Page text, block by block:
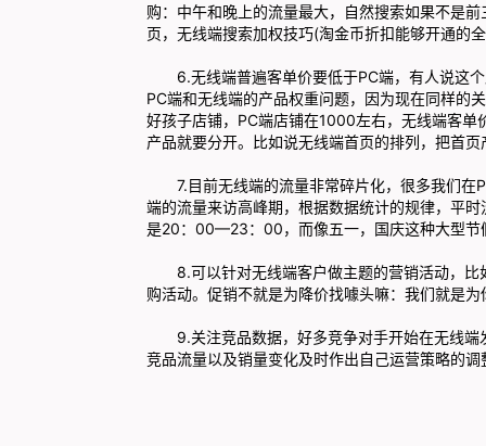
购：中午和晚上的流量最大，自然搜索如果不是
页，无线端搜索加权技巧(淘金币折扣能够开通的
6.无线端普遍客单价要低于PC端，有人说这个
PC端和无线端的产品权重问题，因为现在同样的
好孩子店铺，PC端店铺在1000左右，无线端客
产品就要分开。比如说无线端首页的排列，把首
7.目前无线端的流量非常碎片化，很多我们在
端的流量来访高峰期，根据数据统计的规律，
是20：00—23：00，而像五一，国庆这种大型
8.可以针对无线端客户做主题的营销活动，比
购活动。促销不就是为降价找噱头嘛：我们就是
9.关注竞品数据，好多竞争对手开始在无线端
竞品流量以及销量变化及时作出自己运营策略的